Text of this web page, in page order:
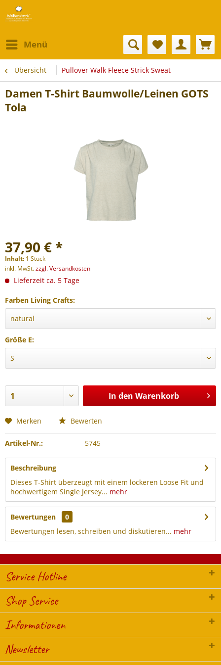
Menü
Übersicht Pullover Walk Fleece Strick Sweat
Damen T-Shirt Baumwolle/Leinen GOTS
Tola
37,90 € *
Inhalt: 1 Stück
inkl. MwSt.zzgl. Versandkosten
Lieferzeit ca. 5 Tage
Farben Living Crafts:
Größe E:
In den Warenkorb
Merken Bewerten
Artikel-Nr.: 5745
Beschreibung
Dieses T-Shirt überzeugt mit einem lockeren Loose Fit und
hochwertigem Single Jersey... mehr
Bewertungen
0
Bewertungen lesen, schreiben und diskutieren... mehr
Service Hotline
Shop Service
Informationen
Newsletter